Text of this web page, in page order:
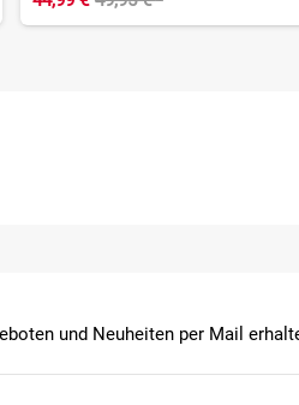
und Neuheiten per Mail